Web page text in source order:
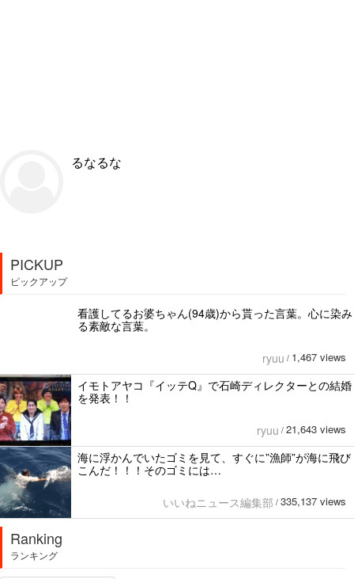
るなるな
PICKUP
ピックアップ
看護してるお婆ちゃん(94歳)から貰った言葉。心に染み
る素敵な言葉。
ryuu / 1,467 views
イモトアヤコ『イッテQ』で石崎ディレクターとの結婚
を発表！！
ryuu / 21,643 views
海に浮かんでいたゴミを見て、すぐに”漁師”が海に飛び
こんだ！！！そのゴミには…
いいねニュース編集部 / 335,137 views
Ranking
ランキング